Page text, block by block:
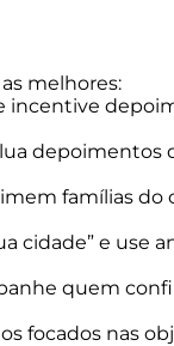
melhores:
incentive
depoimentos
famílias do
cidade” e use
quem
focados nas